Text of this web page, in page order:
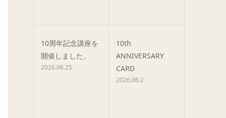
10周年記念講座を
開催しました。
2026.06.25
10th
ANNIVERSARY
CARD
2026.06.2